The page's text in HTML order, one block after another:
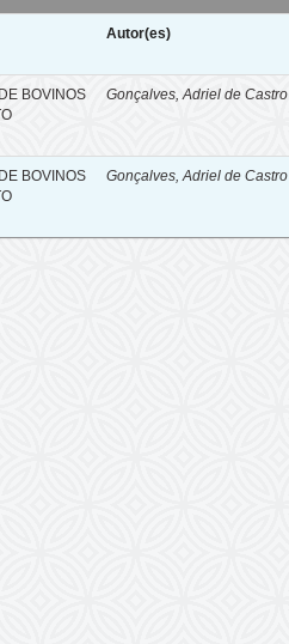
Autor(es)
BOVINOS
Gonçalves, Adriel de Castro
BOVINOS
Gonçalves, Adriel de Castro